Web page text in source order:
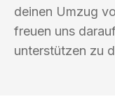
deinen Umzug
freuen uns
unterstützen zu